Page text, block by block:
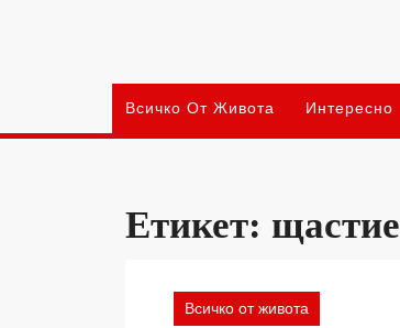
Всичко От Живота Интересно
Етикет: щастие
Всичко от живота